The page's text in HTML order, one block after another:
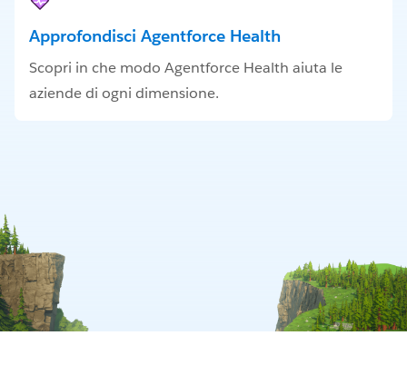
Approfondisci Agentforce Health
Scopri in che modo Agentforce Health aiuta le
aziende di ogni dimensione.